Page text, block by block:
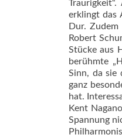
erklingt das
Dur.
Robert
Stücke aus
berühmte
Sinn, da sie
ganz
hat.
Kent
Spannung